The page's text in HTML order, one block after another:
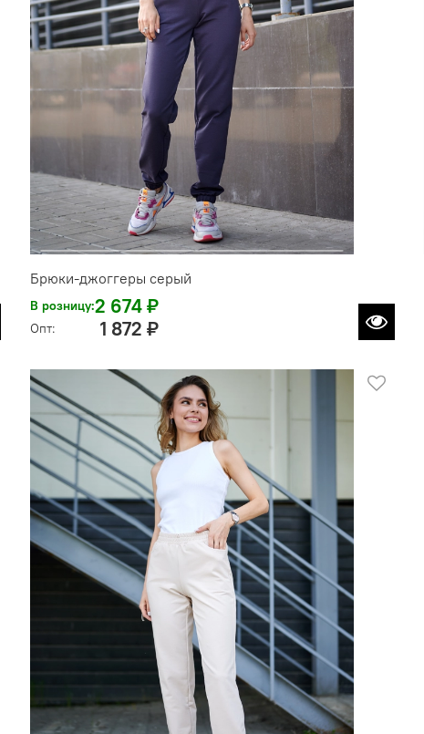
Брюки-джоггеры серый
В розницу:2 674 ₽
Опт: 1 872 ₽